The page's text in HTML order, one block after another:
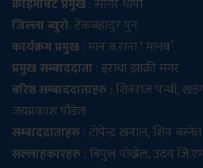
जिल्ला ब्युरो: टेकबहादुर पुन
कार्यक्रम प्रमुख: मान ब.राना ‘ मानव’
प्रमुख सम्बाददाता: इराधा झाक्री मगर
वरिष्ठ सम्बाददाताहरु: शिवराज पन्थी,
जयप्रकाश पौडेल
सम्बाददाताहरु: टोपेन्द्र खनाल, शिव बस्नेत
सल्लाहकारहरु: बिपुल पोख्रेल, उदय